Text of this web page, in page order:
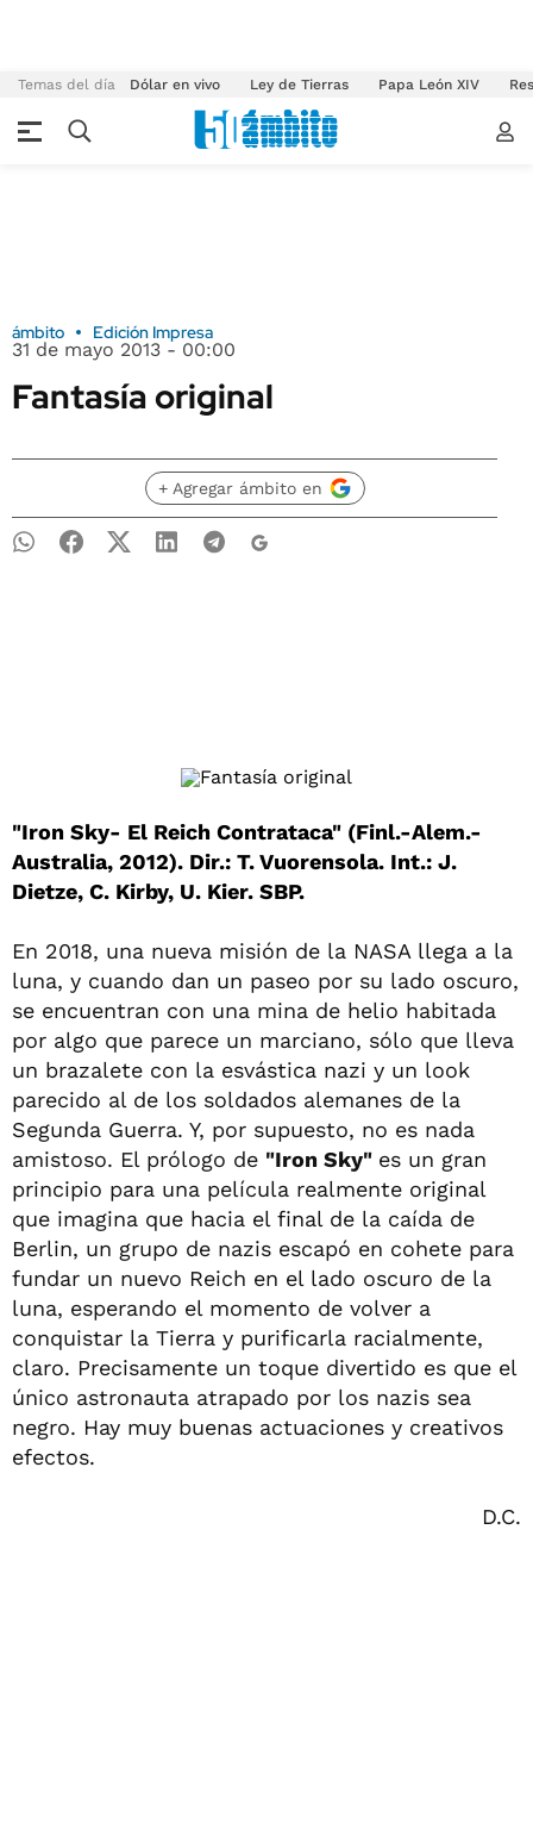
Temas del día Dólar en vivo Ley de Tierras Papa León XIV
ámbito Edición Impresa
31 de mayo 2013 - 00:00
Fantasía original
+ Agregar ámbito en
"Iron Sky- El Reich Contrataca" (Finl.-Alem.-
Australia, 2012). Dir.: T. Vuorensola. Int.: J.
Dietze, C. Kirby, U. Kier. SBP.
En 2018, una nueva misión de la NASA llega a la
luna, y cuando dan un paseo por su lado oscuro,
se encuentran con una mina de helio habitada
por algo que parece un marciano, sólo que lleva
un brazalete con la esvástica nazi y un look
parecido al de los soldados alemanes de la
Segunda Guerra. Y, por supuesto, no es nada
amistoso. El prólogo de "Iron Sky" es un gran
principio para una película realmente original
que imagina que hacia el final de la caída de
Berlin, un grupo de nazis escapó en cohete para
fundar un nuevo Reich en el lado oscuro de la
luna, esperando el momento de volver a
conquistar la Tierra y purificarla racialmente,
claro. Precisamente un toque divertido es que el
único astronauta atrapado por los nazis sea
negro. Hay muy buenas actuaciones y creativos
efectos.
D.C.